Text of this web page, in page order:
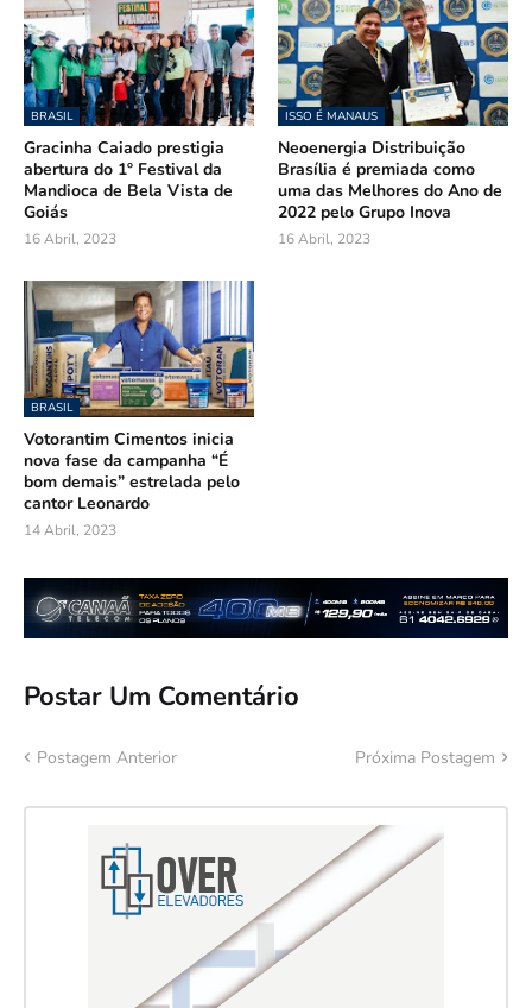
BRASIL
Gracinha Caiado prestigia
abertura do 1º Festival da
Mandioca de Bela Vista de
Goiás
16 Abril, 2023
ISSO É MANAUS
Neoenergia Distribuição
Brasília é premiada como
uma das Melhores do Ano de
2022 pelo Grupo Inova
16 Abril, 2023
BRASIL
Votorantim Cimentos inicia
nova fase da campanha “É
bom demais” estrelada pelo
cantor Leonardo
14 Abril, 2023
Postar Um Comentário
Postagem Anterior Próxima Postagem